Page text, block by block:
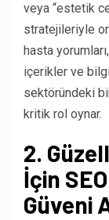
veya “estetik
stratejileriyle
hasta
içerikler ve
sektöründeki
kritik rol oynar.
2.
İçin
Güveni